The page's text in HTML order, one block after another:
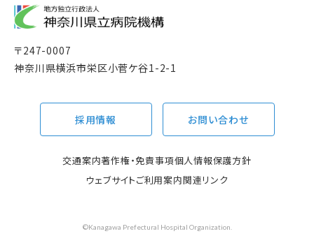
〒247-0007
神奈川県横浜市栄区小菅ケ谷1-2-1
©Kanagawa Prefectural Hospital Organization.
採用情報 お問い合わせ
交通案内著作権・免責事項個人情報保護方針
ウェブサイトご利用案内関連リンク